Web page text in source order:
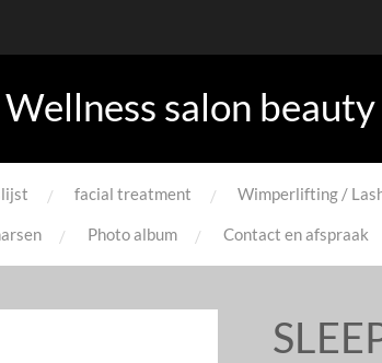
Wellness salon beauty
facial treatment Wimperlifting /
Photo album Contact en afspraak